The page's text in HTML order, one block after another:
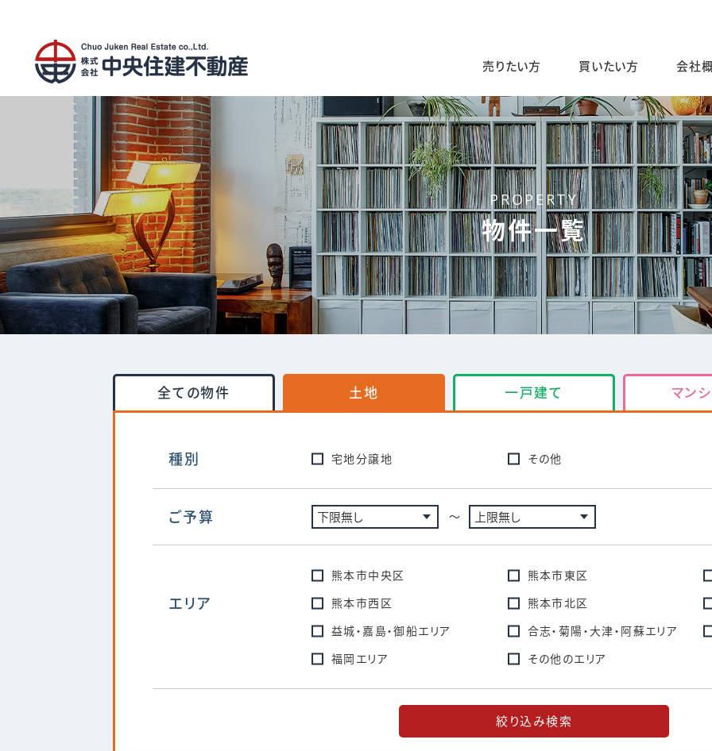
売りたい方 買いたい方 会社
PROPERTY
物件一覧
全ての物件 土地 一戸建て マン
種別 宅地分譲地 その他
ご予算 〜
エリア
熊本市中央区 熊本市東区
熊本市西区 熊本市北区
益城・嘉島・御船エリア 合志・菊陽・大津・阿蘇エリア
福岡エリア その他のエリア